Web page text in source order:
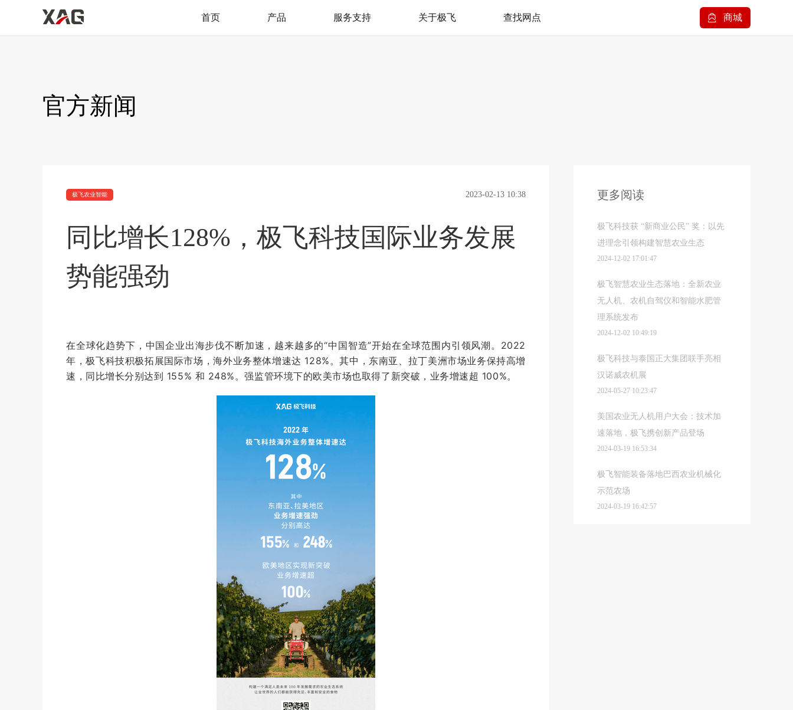
商城
首页 产品 服务支持 关于极飞 查找网点
官方新闻
极飞农业智能 2023-02-13 10:38
同比增长128%，极飞科技国际业务发展
势能强劲
在全球化趋势下，中国企业出海步伐不断加速，越来越多的“中国智造”开始在全球范围内引领风潮。2022
年，极飞科技积极拓展国际市场，海外业务整体增速达 128%。其中，东南亚、拉丁美洲市场业务保持高增
速，同比增长分别达到 155% 和 248%。强监管环境下的欧美市场也取得了新突破，业务增速超 100%。
更多阅读
极飞科技获 “新商业公民” 奖：以先
进理念引领构建智慧农业生态
2024-12-02 17:01:47
极飞智慧农业生态落地：全新农业
无人机、农机自驾仪和智能水肥管
理系统发布
2024-12-02 10:49:19
极飞科技与泰国正大集团联手亮相
汉诺威农机展
2024-05-27 10:23:47
美国农业无人机用户大会：技术加
速落地，极飞携创新产品登场
2024-03-19 16:53:34
极飞智能装备落地巴西农业机械化
示范农场
2024-03-19 16:42:57